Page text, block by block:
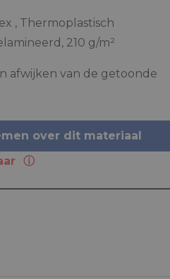
, Thermoplastisch
210 g/m²
afwijken van de getoonde
over dit materiaal